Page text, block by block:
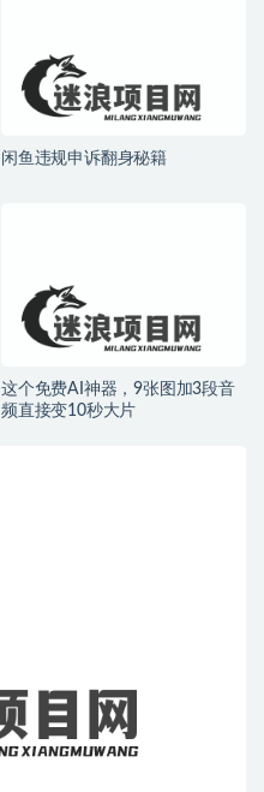
闲鱼违规申诉翻身秘籍
这个免费AI神器，9张图加3段音
频直接变10秒大片